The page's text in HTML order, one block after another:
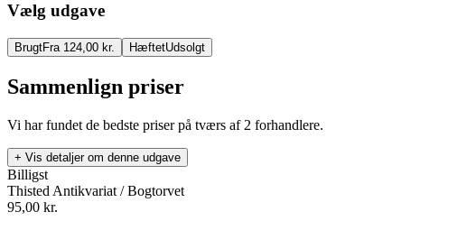
Vælg udgave
BrugtFra 124,00 kr. HæftetUdsolgt
Sammenlign priser
Vi har fundet de bedste priser på tværs af 2 forhandlere.
+ Vis detaljer om denne udgave
Billigst
Thisted Antikvariat / Bogtorvet
95,00 kr.